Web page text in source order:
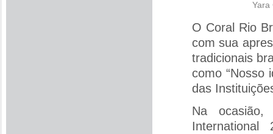
Yara
O Coral Rio
com sua
tradicionais
como “Nosso
das
Na